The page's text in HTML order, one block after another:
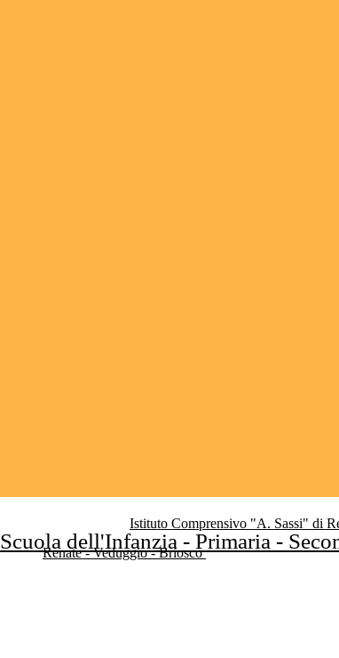
Istituto Comprensivo "A. Sassi" di
Scuola dell'Infanzia - Primaria -
Renate - Veduggio - Briosco